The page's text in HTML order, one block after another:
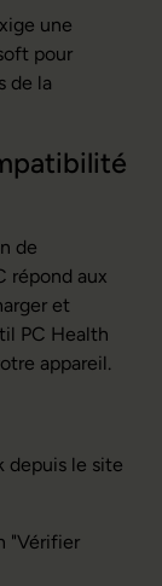
une
pour
de la
de
répond aux
et
PC Health
appareil.
depuis le site
"Vérifier